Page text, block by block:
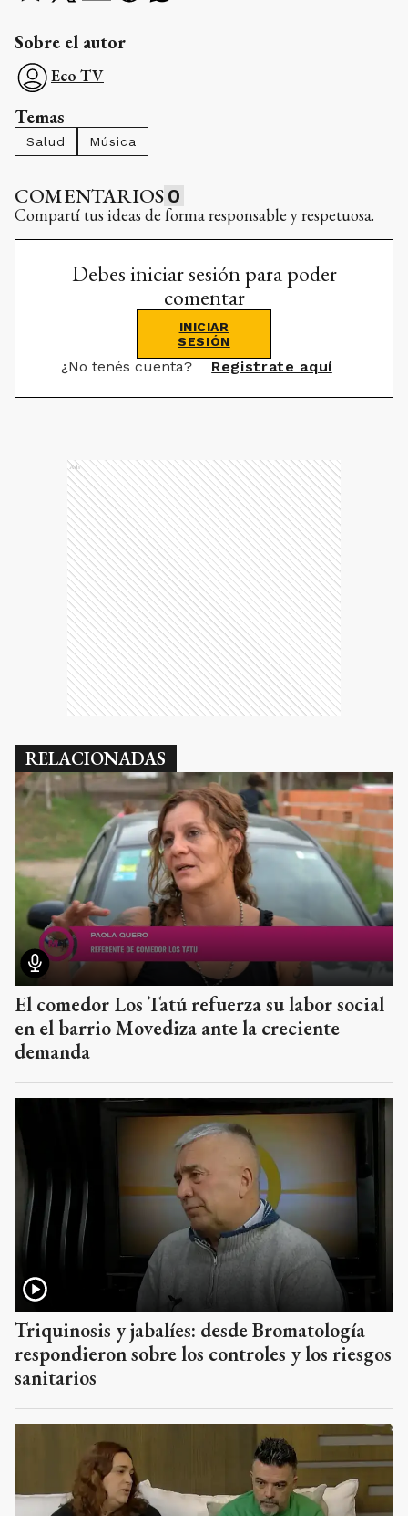
Sobre el autor
Eco TV
Temas
Salud Música
COMENTARIOS 0
Compartí tus ideas de forma responsable y respetuosa.
Debes iniciar sesión para poder
comentar
INICIAR
SESIÓN
¿No tenés cuenta? Registrate aquí
Ads
RELACIONADAS
El comedor Los Tatú refuerza su labor social
en el barrio Movediza ante la creciente
demanda
Triquinosis y jabalíes: desde Bromatología
respondieron sobre los controles y los riesgos
sanitarios